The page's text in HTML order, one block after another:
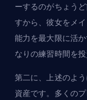
ーするのがちょう
すから、彼女をメ
能力を最大限に活
なりの練習時間を
第二に、上述のよ
資産です。多くの